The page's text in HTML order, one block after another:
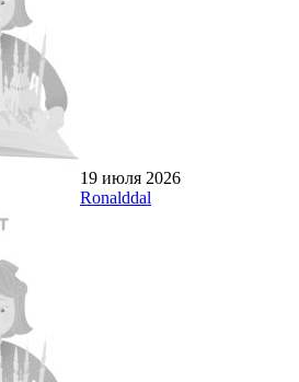
19 июля 2026
Ronalddal